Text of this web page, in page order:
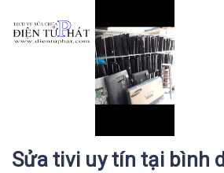
Sửa tivi uy tín tại bình